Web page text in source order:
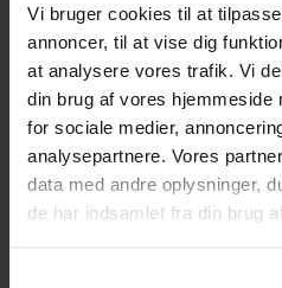
Vi bruger cookies til at
annoncer, til at vise dig
at analysere vores trafik. Vi
din brug af vores hjemmeside
for sociale medier,
analysepartnere. Vores
data med andre oplysninger,
de har indsamlet fra din brug
blodet størkner korrekt,
meget andet. Dette
kæledyret den mest sikre
Udover blodprøver laver vi
urinundersøgelser og
bl.a. for sukker, blod og
samt måler vægtfylden af
hvor godt dyret